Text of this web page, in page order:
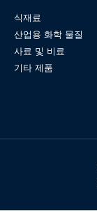
식재료
산업용 화학 물질
사료 및 비료
기타 제품